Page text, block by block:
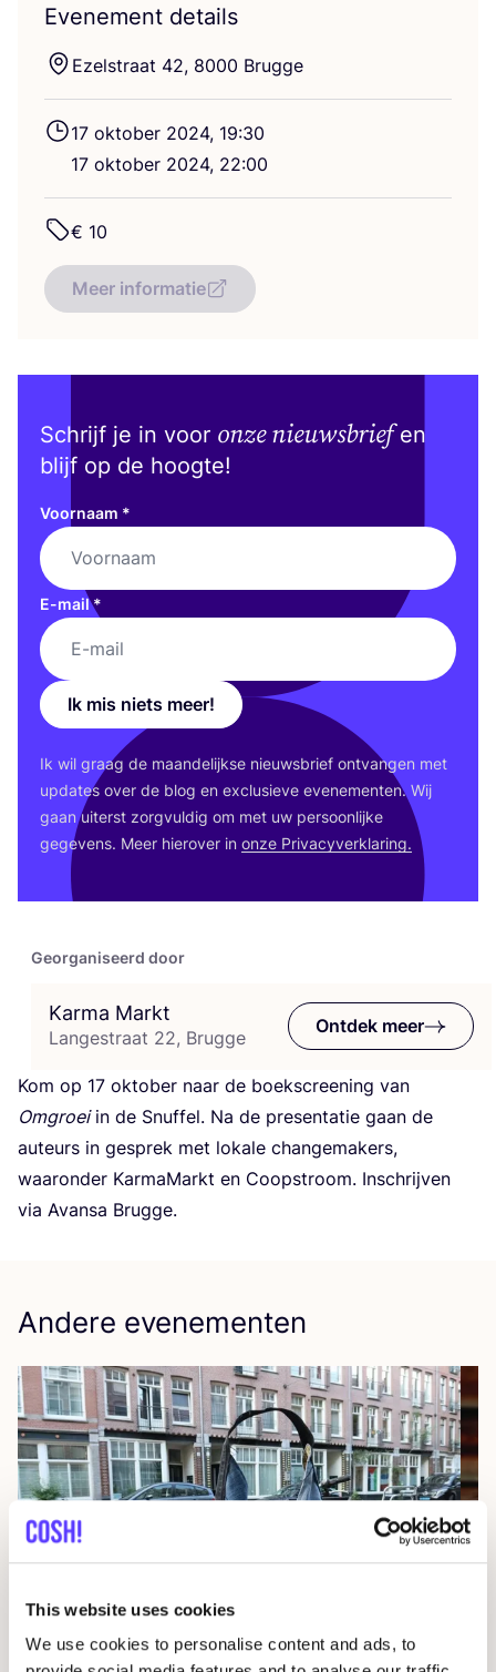
This website uses cookies
We use cookies to personalise content and ads, to
Georganiseerd door
Karma Markt
Langestraat 22, Brugge
Ontdek meer
Kom op 17 okto­ber naar de boeks­cree­ning van
Omgroeiin de Snuf­fel. Na de pre­sen­ta­tie gaan de
auteurs in gesprek met loka­le chan­ge­ma­kers,
waar­on­der Kar­ma­Markt en Coo­p­stroom. Inschrij­ven
via Avan­sa Brugge.
Evenement details
Ezel­straat 42, 8000 Brugge
17 okto­ber 2024, 19:30
17 okto­ber 2024, 22:00
€ 10
Meer informatie
Schrijf je in voor onze nieuwsbriefen
blijf op de hoogte!
Voornaam *
E-mail*
Ik mis niets meer!
Ik wil graag de maan­de­lijk­se nieuws­brief ont­van­gen met
upda­tes over de blog en exclu­sie­ve eve­ne­men­ten. Wij
gaan uiterst zorg­vul­dig om met uw per­soon­lij­ke
gege­vens. Meer hier­over in onze Pri­va­cy­ver­kla­ring.
Andere evenementen
07 AUG